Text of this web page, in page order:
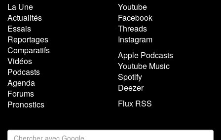
La Une
Actualités
Essais
Reportages
Comparatifs
Vidéos
Podcasts
Agenda
Forums
Pronostics
Youtube
Facebook
Threads
Instagram
Apple Podcasts
Youtube Music
Spotify
Deezer
Flux RSS